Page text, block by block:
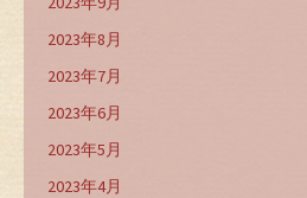
2023年8月
2023年7月
2023年6月
2023年5月
2023年4月